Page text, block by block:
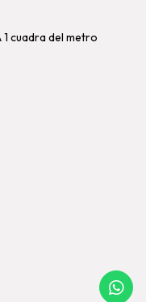
1 cuadra del metro